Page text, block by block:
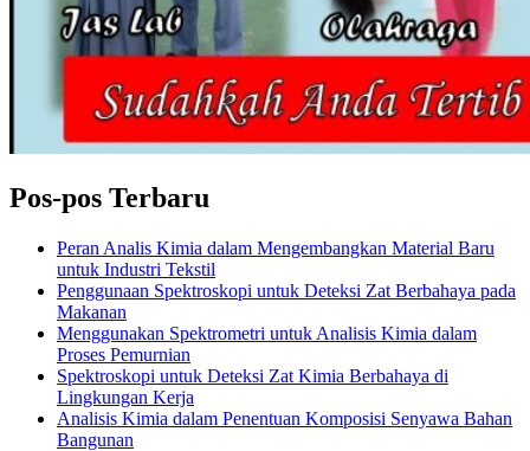
Pos-pos Terbaru
Peran Analis Kimia dalam Mengembangkan Material Baru
untuk Industri Tekstil
Penggunaan Spektroskopi untuk Deteksi Zat Berbahaya pada
Makanan
Menggunakan Spektrometri untuk Analisis Kimia dalam
Proses Pemurnian
Spektroskopi untuk Deteksi Zat Kimia Berbahaya di
Lingkungan Kerja
Analisis Kimia dalam Penentuan Komposisi Senyawa Bahan
Bangunan